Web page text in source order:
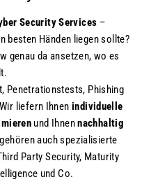
Security Services –
besten Händen liegen sollte?
genau da ansetzen, wo es
Penetrationstests, Phishing
liefern Ihnen individuelle
und Ihnennachhaltig
auch spezialisierte
Party Security, Maturity
und Co.